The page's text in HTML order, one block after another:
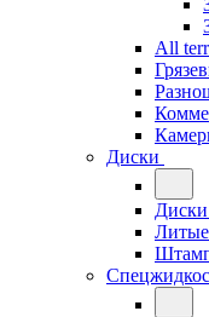
All
Диски
Диски